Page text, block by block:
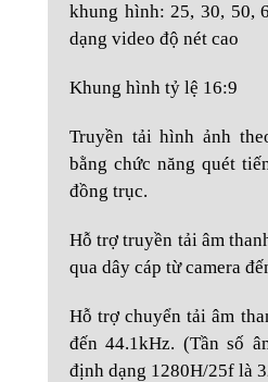
khung hình: 25, 30, 50,
dạng video độ nét cao
Khung hình tỷ lệ 16:9
Truyền tải hình ảnh
bằng chức năng quét
đồng trục.
Hỗ trợ truyền tải âm
qua dây cáp từ camera
Hỗ trợ chuyển tải âm
đến 44.1kHz. (Tần số
định dạng 1280H/25f là